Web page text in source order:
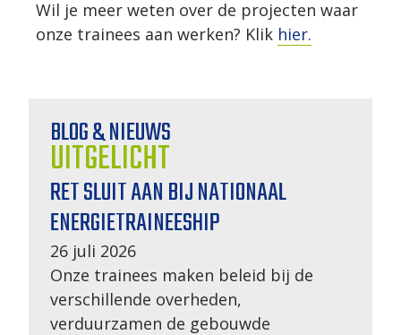
Wil je meer weten over de projecten waar
onze trainees aan werken? Klik hier.
BLOG & NIEUWS
UITGELICHT
RET SLUIT AAN BIJ NATIONAAL
ENERGIETRAINEESHIP
26 juli 2026
Onze trainees maken beleid bij de
verschillende overheden,
verduurzamen de gebouwde